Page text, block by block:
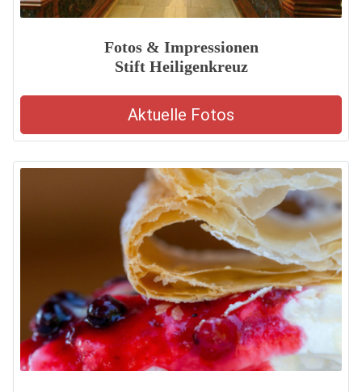
Fotos & Impressionen
Stift Heiligenkreuz
Aktuelle Fotos